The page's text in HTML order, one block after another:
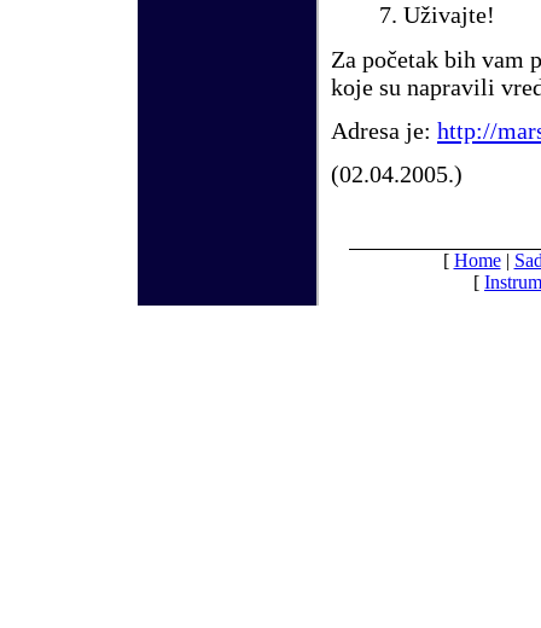
7. Uživajte!
Za početak bih vam
koje su napravili
Adresa je: http://
(02.04.2005.)
[ Home|
[